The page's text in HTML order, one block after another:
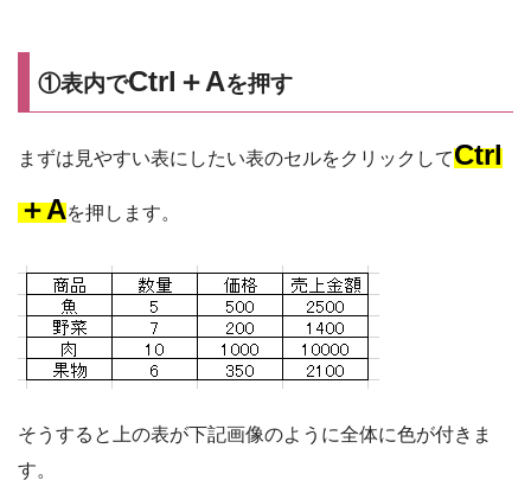
①表内でCtrl＋Aを押す
まずは見やすい表にしたい表のセルをクリックしてCtrl
＋Aを押します。
そうすると上の表が下記画像のように全体に色が付きま
す。